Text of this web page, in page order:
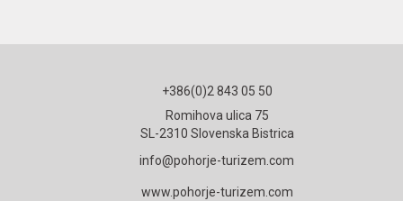
+386(0)2 843 05 50
Romihova ulica 75
SL-2310 Slovenska Bistrica
info@pohorje-turizem.com
www.pohorje-turizem.com